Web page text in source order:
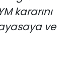
kararını
ve